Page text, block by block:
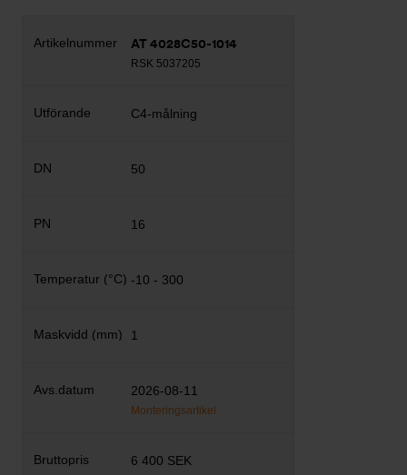
AT 4028C50-1014
RSK 5037205
C4-målning
50
16
-10 - 300
1
2026-08-11
Monteringsartikel
6 400 SEK